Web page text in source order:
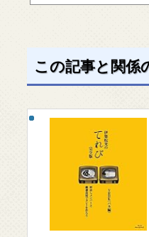
この記事と関係